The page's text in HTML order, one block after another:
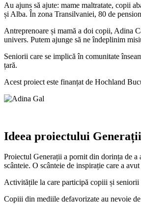
Au ajuns să ajute: mame maltratate, copii
și Alba. În zona Transilvaniei, 80 de
Antreprenoare și mamă a doi copii, Adina
univers. Putem ajunge să ne îndeplinim
Seniorii care se implică în comunitate
țară.
Acest proiect este finanțat de Hochland
Ideea proiectului Generații
Proiectul Generații a pornit din dorința de
scânteie. O scânteie de inspirație care a
Activitățile la care participă copiii și seniorii
Copiii din mediile defavorizate au nevoie